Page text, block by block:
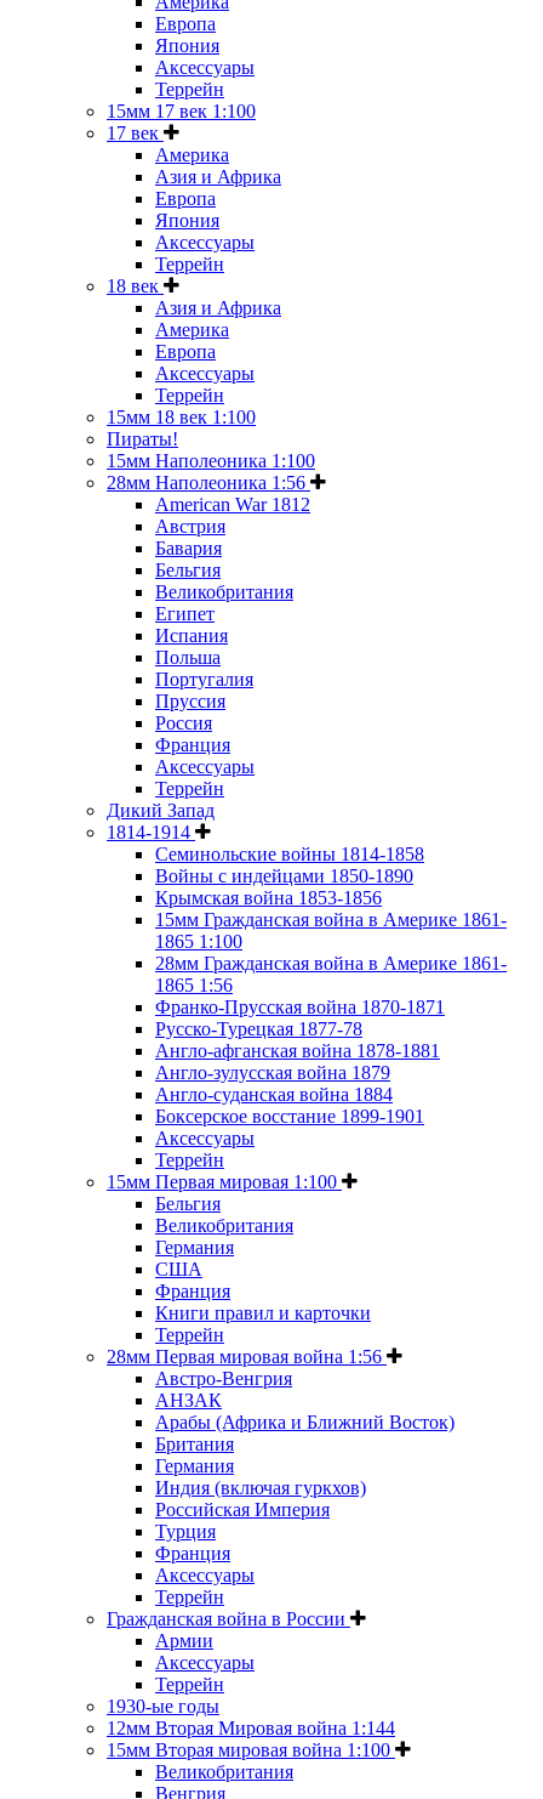
Европа
Япония
Аксессуары
Террейн
15мм 17 век 1:100
17 век
Америка
Азия и Африка
Европа
Япония
Аксессуары
Террейн
18 век
Азия и Африка
Америка
Европа
Аксессуары
Террейн
15мм 18 век 1:100
Пираты!
15мм Наполеоника 1:100
28мм Наполеоника 1:56
American War 1812
Австрия
Бавария
Бельгия
Великобритания
Египет
Испания
Польша
Португалия
Пруссия
Россия
Франция
Аксессуары
Террейн
Дикий Запад
1814-1914
Семинольские войны 1814-1858
Войны с индейцами 1850-1890
Крымская война 1853-1856
15мм Гражданская война в Америке 1861-
1865 1:100
28мм Гражданская война в Америке 1861-
1865 1:56
Франко-Прусская война 1870-1871
Русско-Турецкая 1877-78
Англо-афганская война 1878-1881
Англо-зулусская война 1879
Англо-суданская война 1884
Боксерское восстание 1899-1901
Аксессуары
Террейн
15мм Первая мировая 1:100
Бельгия
Великобритания
Германия
США
Франция
Книги правил и карточки
Террейн
28мм Первая мировая война 1:56
Австро-Венгрия
АНЗАК
Арабы (Африка и Ближний Восток)
Британия
Германия
Индия (включая гуркхов)
Российская Империя
Турция
Франция
Аксессуары
Террейн
Гражданская война в России
Армии
Аксессуары
Террейн
1930-ые годы
12мм Вторая Мировая война 1:144
15мм Вторая мировая война 1:100
Великобритания
Венгрия